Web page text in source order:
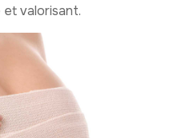
valorisant.